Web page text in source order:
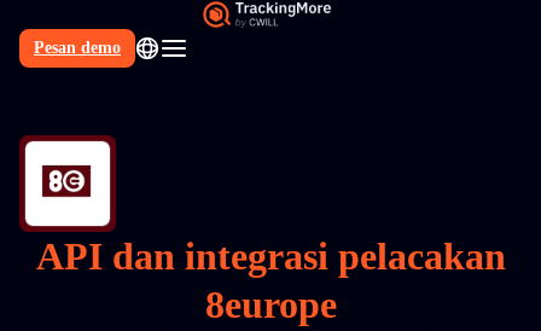
Pesan demo
API dan integrasi pelacakan
8europe